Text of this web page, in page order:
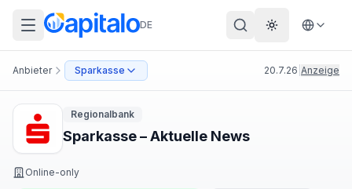
DE Theme
Anbieter Sparkasse 20.7.26 Anzeige
Regionalbank
Sparkasse – Aktuelle News
Online-only